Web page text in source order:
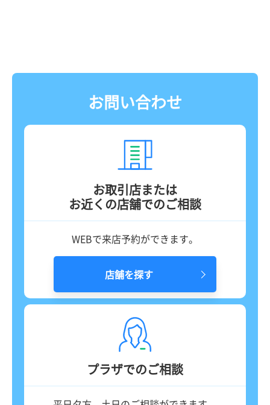
お問い合わせ
お取引店または
お近くの店舗でのご相談
WEBで来店予約ができます。
店舗を探す
プラザでのご相談